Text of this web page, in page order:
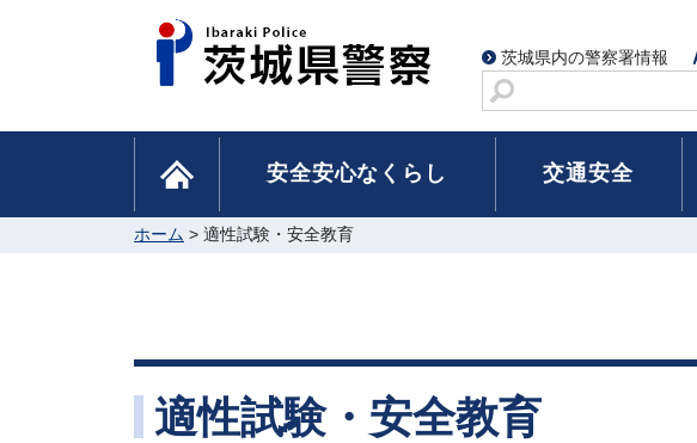
茨城県内の警察署情報
サ
索
home 安全安心なくらし 交通安全
ホーム > 適性試験・安全教育
適性試験・安全教育